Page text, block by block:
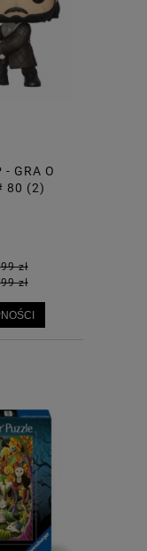
- GRA O
80 (2)
zł
zł